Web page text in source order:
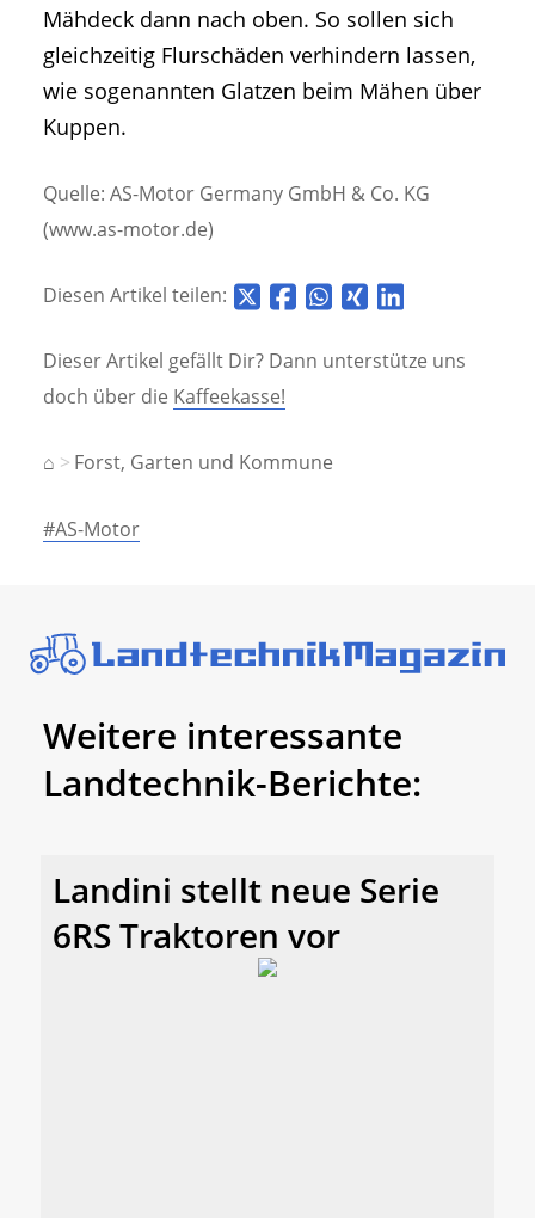
Mähdeck dann nach oben. So sollen sich
gleichzeitig Flurschäden verhindern lassen,
wie sogenannten Glatzen beim Mähen über
Kuppen.
Quelle: AS-Motor Germany GmbH & Co. KG
(www.as-motor.de)
Diesen Artikel teilen:
Dieser Artikel gefällt Dir? Dann unterstütze uns
doch über die Kaffeekasse!
⌂ Forst, Garten und Kommune
#AS-Motor
Weitere interessante
Landtechnik-Berichte:
Landini stellt neue Serie
6RS Traktoren vor